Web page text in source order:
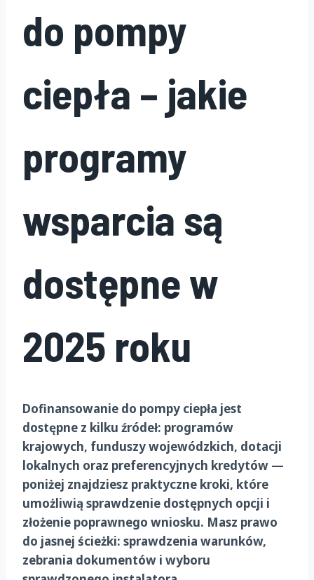
do pompy
ciepła – jakie
programy
wsparcia są
dostępne w
2025 roku
Dofinansowanie do pompy ciepła jest
dostępne z kilku źródeł: programów
krajowych, funduszy wojewódzkich, dotacji
lokalnych oraz preferencyjnych kredytów —
poniżej znajdziesz praktyczne kroki, które
umożliwią sprawdzenie dostępnych opcji i
złożenie poprawnego wniosku. Masz prawo
do jasnej ścieżki: sprawdzenia warunków,
zebrania dokumentów i wyboru